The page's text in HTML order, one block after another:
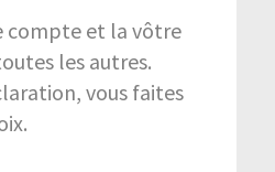
compte et la vôtre
les autres.
vous faites